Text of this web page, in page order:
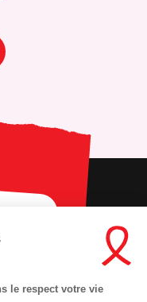
le respect votre vie
UN DON